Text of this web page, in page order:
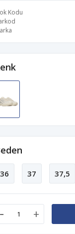
Kodu
36 37 37,5
- +